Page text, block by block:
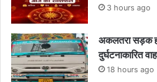
3 hours ago
अकलतरा सड़क
दुर्घटनाकारित
18 hours ago